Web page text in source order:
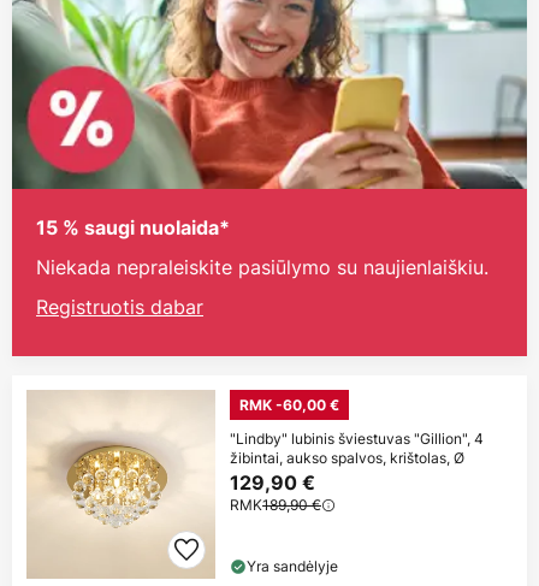
15 % saugi nuolaida*
Niekada nepraleiskite pasiūlymo su naujienlaiškiu.
Registruotis dabar
RMK -60,00 €
"Lindby" lubinis šviestuvas "Gillion", 4
žibintai, aukso spalvos, krištolas, Ø
129,90 €
RMK189,90 €
Yra sandėlyje